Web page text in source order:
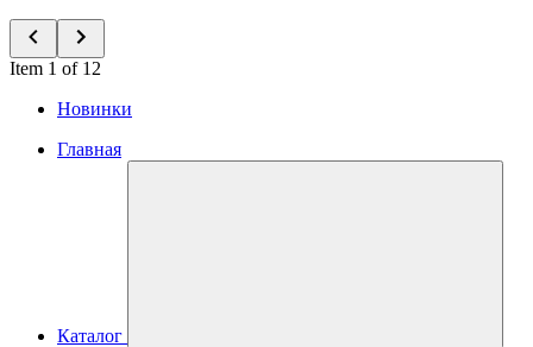
Item 1 of 12
Новинки
Главная
Каталог